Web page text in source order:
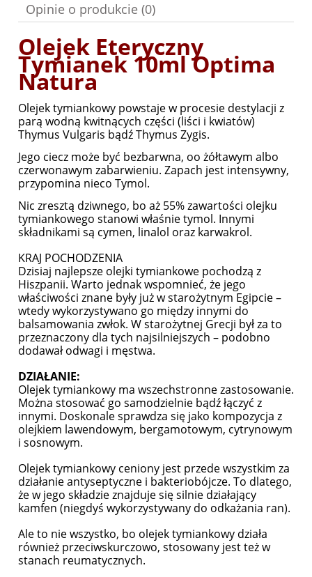
Opinie o produkcie (0)
Olejek Eteryczny
Tymianek 10ml Optima
Natura
Olejek tymiankowy powstaje w procesie destylacji z
parą wodną kwitnących części (liści i kwiatów)
Thymus Vulgaris bądź Thymus Zygis.
Jego ciecz może być bezbarwna, oo żółtawym albo
czerwonawym zabarwieniu. Zapach jest intensywny,
przypomina nieco Tymol.
Nic zresztą dziwnego, bo aż 55% zawartości olejku
tymiankowego stanowi właśnie tymol. Innymi
składnikami są cymen, linalol oraz karwakrol.
KRAJ POCHODZENIA
Dzisiaj najlepsze olejki tymiankowe pochodzą z
Hiszpanii. Warto jednak wspomnieć, że jego
właściwości znane były już w starożytnym Egipcie –
wtedy wykorzystywano go między innymi do
balsamowania zwłok. W starożytnej Grecji był za to
przeznaczony dla tych najsilniejszych – podobno
dodawał odwagi i męstwa.
DZIAŁANIE:
Olejek tymiankowy ma wszechstronne zastosowanie.
Można stosować go samodzielnie bądź łączyć z
innymi. Doskonale sprawdza się jako kompozycja z
olejkiem lawendowym, bergamotowym, cytrynowym
i sosnowym.
Olejek tymiankowy ceniony jest przede wszystkim za
działanie antyseptyczne i bakteriobójcze. To dlatego,
że w jego składzie znajduje się silnie działający
kamfen (niegdyś wykorzystywany do odkażania ran).
Ale to nie wszystko, bo olejek tymiankowy działa
również przeciwskurczowo, stosowany jest też w
stanach reumatycznych.